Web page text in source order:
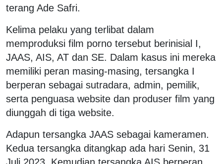
terang Ade Safri.
Kelima pelaku yang terlibat dalam
memproduksi film porno tersebut berinisial I,
JAAS, AIS, AT dan SE. Dalam kasus ini mereka
memiliki peran masing-masing, tersangka I
berperan sebagai sutradara, admin, pemilik,
serta penguasa website dan produser film yang
diunggah di tiga website.
Adapun tersangka JAAS sebagai kameramen.
Kedua tersangka ditangkap ada hari Senin, 31